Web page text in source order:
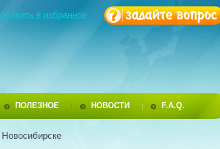
в избранное
ПОЛЕЗНОЕ НОВОСТИ F.A.Q.